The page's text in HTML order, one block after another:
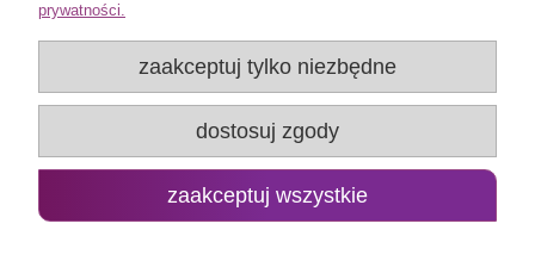
Popularne produkty
Moje konto
Promo Group Rafał Huk
prywatności.
zaakceptuj tylko niezbędne
dostosuj zgody
zaakceptuj wszystkie